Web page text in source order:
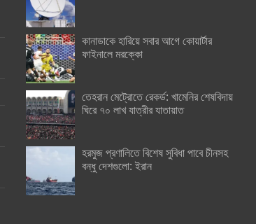
কানাডাকে হারিয়ে সবার আগে কোয়ার্টার
ফাইনালে মরক্কো
তেহরান মেট্রোতে রেকর্ড: খামেনির শেষবিদায়
ঘিরে ৭০ লাখ যাত্রীর যাতায়াত
হরমুজ প্রণালিতে বিশেষ সুবিধা পাবে চীনসহ
বন্ধু দেশগুলো: ইরান